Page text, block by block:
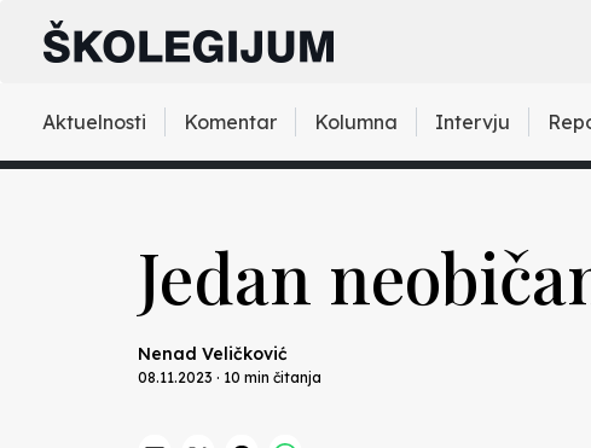
Aktuelnosti Komentar Kolumna Intervju
Jedan
Nenad Veličković
08.11.2023 · 10 min čitanja